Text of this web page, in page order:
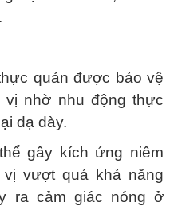
quản được bảo vệ
vị nhờ nhu động thực
dạ dày.
gây kích ứng niêm
vượt quá khả năng
ra cảm giác nóng ở